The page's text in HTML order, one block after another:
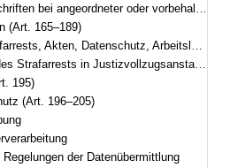
oder vorbehaltener Sicherungsverwahrung (Art. 159–164)
(Art. 165–189)
Datenschutz, Arbeitslosenversicherung (Art. 190–206)
in Justizvollzugsanstalten (Art. 190–194)
195)
(Art. 196–205)
der Datenübermittlung